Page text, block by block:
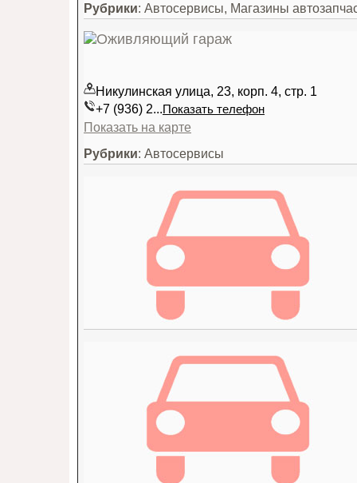
Рубрики: Автосервисы, Магазины
Никулинская улица, 23, корп. 4, стр. 1
+7 (936) 2...Показать телефон
Показать на карте
Рубрики: Автосервисы